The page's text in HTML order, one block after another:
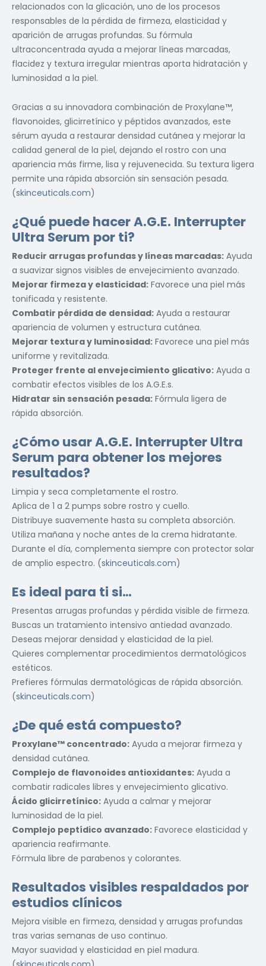
relacionados con la glicación, uno de los procesos
responsables de la pérdida de firmeza, elasticidad y
aparición de arrugas profundas. Su fórmula
ultraconcentrada ayuda a mejorar líneas marcadas,
flacidez y textura irregular mientras aporta hidratación y
luminosidad a la piel.
Gracias a su innovadora combinación de Proxylane™,
flavonoides, glicirretínico y péptidos avanzados, este
sérum ayuda a restaurar densidad cutánea y mejorar la
calidad general de la piel, dejando el rostro con una
apariencia más firme, lisa y rejuvenecida. Su textura ligera
permite una rápida absorción sin sensación pesada.
(skinceuticals.com)
¿Qué puede hacer A.G.E. Interrupter
Ultra Serum por ti?
Reducir arrugas profundas y líneas marcadas: Ayuda
a suavizar signos visibles de envejecimiento avanzado.
Mejorar firmeza y elasticidad: Favorece una piel más
tonificada y resistente.
Combatir pérdida de densidad: Ayuda a restaurar
apariencia de volumen y estructura cutánea.
Mejorar textura y luminosidad: Favorece una piel más
uniforme y revitalizada.
Proteger frente al envejecimiento glicativo: Ayuda a
combatir efectos visibles de los A.G.E.s.
Hidratar sin sensación pesada: Fórmula ligera de
rápida absorción.
¿Cómo usar A.G.E. Interrupter Ultra
Serum para obtener los mejores
resultados?
Limpia y seca completamente el rostro.
Aplica de 1 a 2 pumps sobre rostro y cuello.
Distribuye suavemente hasta su completa absorción.
Utiliza mañana y noche antes de la crema hidratante.
Durante el día, complementa siempre con protector solar
de amplio espectro. (skinceuticals.com)
Es ideal para ti si…
Presentas arrugas profundas y pérdida visible de firmeza.
Buscas un tratamiento intensivo antiedad avanzado.
Deseas mejorar densidad y elasticidad de la piel.
Quieres complementar procedimientos dermatológicos
estéticos.
Prefieres fórmulas dermatológicas de rápida absorción.
(skinceuticals.com)
¿De qué está compuesto?
Proxylane™ concentrado: Ayuda a mejorar firmeza y
densidad cutánea.
Complejo de flavonoides antioxidantes: Ayuda a
combatir radicales libres y envejecimiento glicativo.
Ácido glicirretínico: Ayuda a calmar y mejorar
luminosidad de la piel.
Complejo peptídico avanzado: Favorece elasticidad y
apariencia reafirmante.
Fórmula libre de parabenos y colorantes.
Resultados visibles respaldados por
estudios clínicos
Mejora visible en firmeza, densidad y arrugas profundas
tras varias semanas de uso continuo.
Mayor suavidad y elasticidad en piel madura.